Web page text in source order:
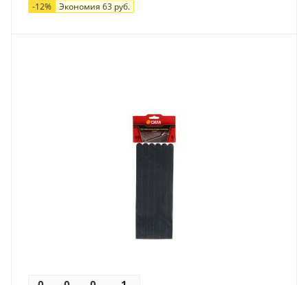
-12% Экономия 63 руб.